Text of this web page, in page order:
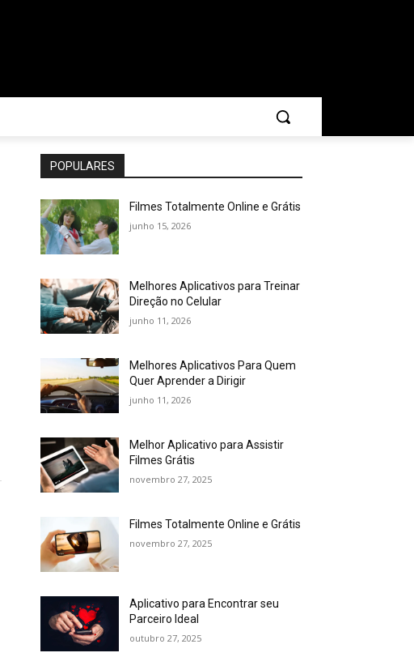
POPULARES
Filmes Totalmente Online e Grátis
junho 15, 2026
Melhores Aplicativos para Treinar
Direção no Celular
junho 11, 2026
Melhores Aplicativos Para Quem
Quer Aprender a Dirigir
junho 11, 2026
Melhor Aplicativo para Assistir
Filmes Grátis
novembro 27, 2025
Filmes Totalmente Online e Grátis
novembro 27, 2025
Aplicativo para Encontrar seu
Parceiro Ideal
outubro 27, 2025